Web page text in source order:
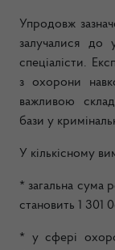
Упродовж
залучалися до
спеціалісти.
з охорони
важливою
бази у
У кількісному
* загальна сума
становить 1 301
* у сфері